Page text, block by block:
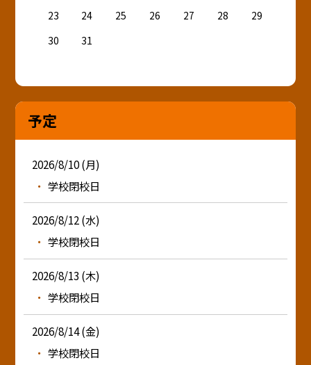
23
24 25 26 27 28
29
30
31
予定
2026/8/10 (月)
学校閉校日
2026/8/12 (水)
学校閉校日
2026/8/13 (木)
学校閉校日
2026/8/14 (金)
学校閉校日